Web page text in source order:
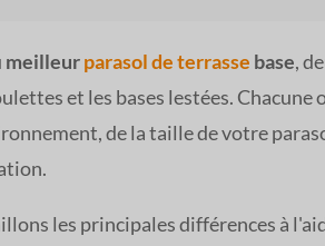
meilleurparasol de terrasse base,
et les bases lestées. Chacune
de la taille de votre
les principales différences à